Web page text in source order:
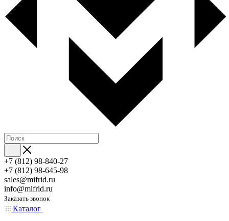
+7 (812) 98-840-27
+7 (812) 98-645-98
sales@mifrid.ru
info@mifrid.ru
Заказать звонок
Каталог